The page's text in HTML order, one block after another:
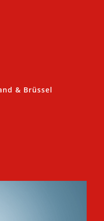
& Brüssel